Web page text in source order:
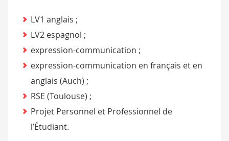
LV1 anglais ;
LV2 espagnol ;
expression-communication ;
expression-communication en français et en
anglais (Auch) ;
RSE (Toulouse) ;
Projet Personnel et Professionnel de
l’Étudiant.